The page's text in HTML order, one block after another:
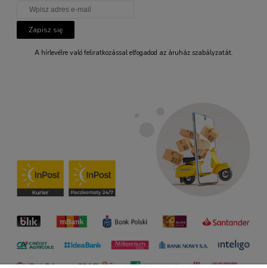
Zapisz się
A hírlevélre való feliratkozással elfogadod az áruház szabályzatát.